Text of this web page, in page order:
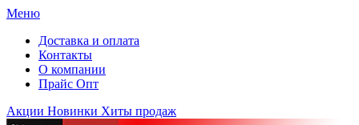
Меню
Доставка и оплата
Контакты
О компании
Прайс Опт
Акции Новинки Хиты продаж